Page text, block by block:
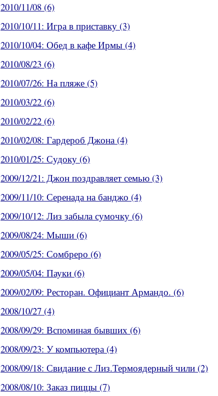
2010/11/08 (6)
2010/10/11: Игра в приставку (3)
2010/10/04: Обед в кафе Ирмы (4)
2010/08/23 (6)
2010/07/26: На пляже (5)
2010/03/22 (6)
2010/02/22 (6)
2010/02/08: Гардероб Джона (4)
2010/01/25: Судоку (6)
2009/12/21: Джон поздравляет семью (3)
2009/11/10: Серенада на банджо (4)
2009/10/12: Лиз забыла сумочку (6)
2009/08/24: Мыши (6)
2009/05/25: Сомбреро (6)
2009/05/04: Пауки (6)
2009/02/09: Ресторан. Официант Армандо. (6)
2008/10/27 (4)
2008/09/29: Вспоминая бывших (6)
2008/09/23: У компьютера (4)
2008/09/18: Свидание с Лиз.Термоядерный чили (2)
2008/08/10: Заказ пиццы (7)